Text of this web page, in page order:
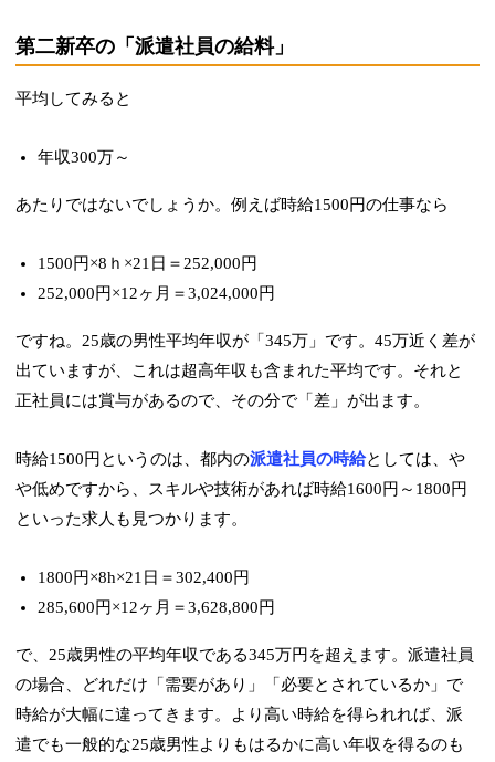
第二新卒の「派遣社員の給料」
平均してみると
年収300万～
あたりではないでしょうか。例えば時給1500円の仕事なら
1500円×8ｈ×21日＝252,000円
252,000円×12ヶ月＝3,024,000円
ですね。25歳の男性平均年収が「345万」です。45万近く差が
出ていますが、これは超高年収も含まれた平均です。それと
正社員には賞与があるので、その分で「差」が出ます。
時給1500円というのは、都内の派遣社員の時給としては、や
や低めですから、スキルや技術があれば時給1600円～1800円
といった求人も見つかります。
1800円×8h×21日＝302,400円
285,600円×12ヶ月＝3,628,800円
で、25歳男性の平均年収である345万円を超えます。派遣社員
の場合、どれだけ「需要があり」「必要とされているか」で
時給が大幅に違ってきます。
より高い時給を得られれば、派
遣でも一般的な25歳男性よりもはるかに高い年収を得るのも